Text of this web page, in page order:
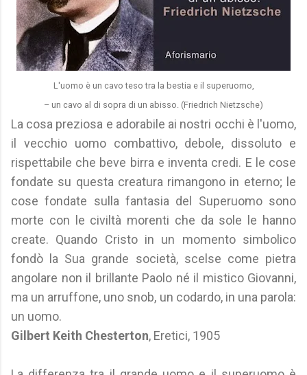
L'uomo è un cavo teso tra la bestia e il superuomo,
– un cavo al di sopra di un abisso. (Friedrich Nietzsche)
La cosa preziosa e adorabile ai nostri occhi è l'uomo,
il vecchio uomo combattivo, debole, dissoluto e
rispettabile che beve birra e inventa credi. E le cose
fondate su questa creatura rimangono in eterno; le
cose fondate sulla fantasia del Superuomo sono
morte con le civiltà morenti che da sole le hanno
create. Quando Cristo in un momento simbolico
fondò la Sua grande società, scelse come pietra
angolare non il brillante Paolo né il mistico Giovanni,
ma un arruffone, uno snob, un codardo, in una parola:
un uomo.
Gilbert Keith Chesterton, Eretici, 1905